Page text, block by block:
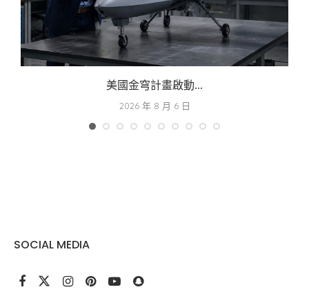
美國金穹計畫啟動...
2026 年 8 月 6 日
SOCIAL MEDIA